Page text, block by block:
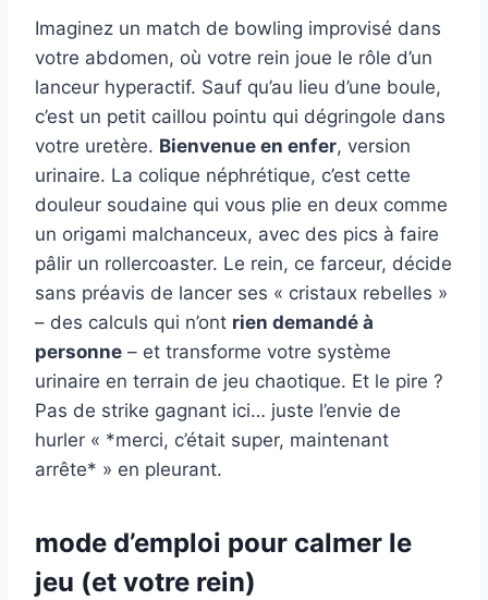
Imaginez un match de bowling improvisé dans
votre abdomen, où votre rein joue le rôle d’un
lanceur hyperactif. Sauf qu’au lieu d’une boule,
c’est un petit caillou pointu qui dégringole dans
votre uretère. Bienvenue en enfer, version
urinaire. La colique néphrétique, c’est cette
douleur soudaine qui vous plie en deux comme
un origami malchanceux, avec des pics à faire
pâlir un rollercoaster. Le rein, ce farceur, décide
sans préavis de lancer ses « cristaux rebelles »
– des calculs qui n’ont rien demandé à
personne – et transforme votre système
urinaire en terrain de jeu chaotique. Et le pire ?
Pas de strike gagnant ici… juste l’envie de
hurler « *merci, c’était super, maintenant
arrête* » en pleurant.
mode d’emploi pour calmer le
jeu (et votre rein)